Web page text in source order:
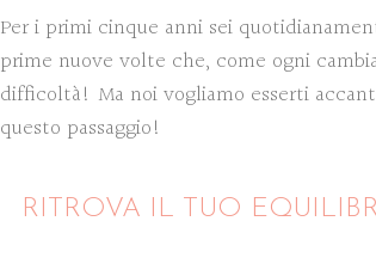
Per i primi cinque anni sei
prime nuove volte che, come ogni
difficoltà! Ma noi vogliamo esserti
questo passaggio!
RITROVA IL TUO